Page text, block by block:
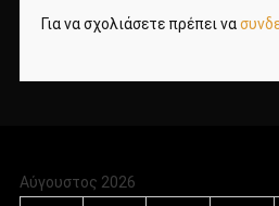
Για να σχολιάσετε πρέπει να
Αύγουστος 2026